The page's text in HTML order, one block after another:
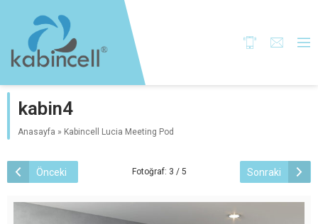
kabin4
Anasayfa » Kabincell Lucia Meeting Pod
Önceki Fotoğraf: 3 / 5 Sonraki